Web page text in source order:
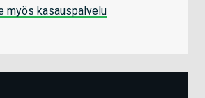
myös kasauspalvelu